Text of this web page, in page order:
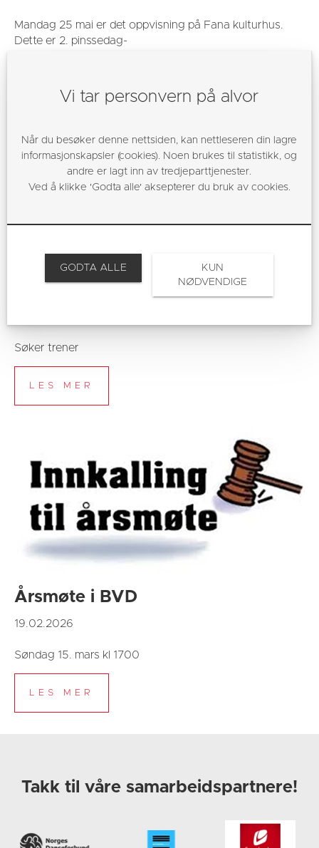
Mandag 25 mai er det oppvisning på Fana kulturhus.
Dette er 2. pinssedag-
Søker trener
Årsmøte i BVD
19.02.2026
Søndag 15. mars kl 1700
Takk til våre samarbeidspartnere!
Vi tar personvern på alvor
Når du besøker denne nettsiden, kan nettleseren din lagre
informasjonskapsler (cookies). Noen brukes til statistikk, og
andre er lagt inn av tredjeparttjenester.
Ved å klikke 'Godta alle' aksepterer du bruk av cookies.
GODTA ALLE
KUN
NØDVENDIGE